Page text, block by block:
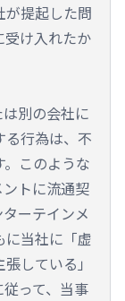
が提起した問
受け入れたか
別の会社に
る行為は、不
このような
トに流通契
ーテインメ
に当社に「虚
している」
って、当事